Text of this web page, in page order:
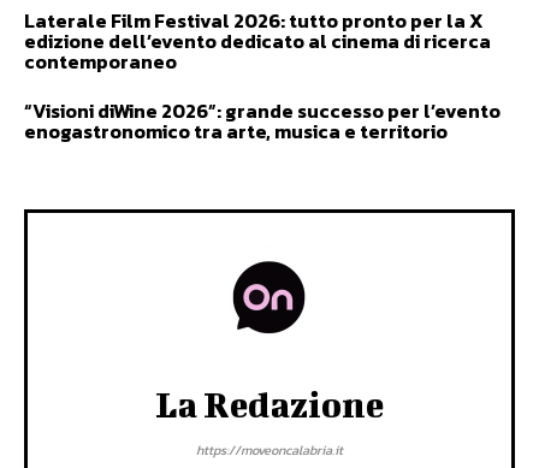
Laterale Film Festival 2026: tutto pronto per la X
edizione dell’evento dedicato al cinema di ricerca
contemporaneo
“Visioni diWine 2026”: grande successo per l’evento
enogastronomico tra arte, musica e territorio
La Redazione
https://moveoncalabria.it